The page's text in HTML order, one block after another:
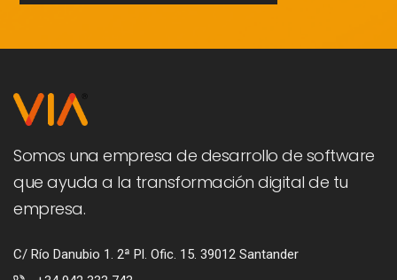
Somos una empresa de desarrollo de software
que ayuda a la transformación digital de tu
empresa.
C/ Río Danubio 1. 2ª Pl. Ofic. 15. 39012 Santander